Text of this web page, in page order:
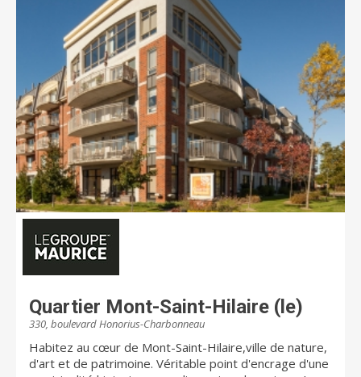
Quartier Mont-Saint-Hilaire (le)
330, boulevard Honorius-Charbonneau
Habitez au cœur de Mont-Saint-Hilaire,ville de nature,
d'art et de patrimoine. Véritable point d'encrage d'une